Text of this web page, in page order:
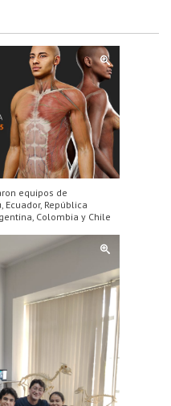
equipos de
Ecuador, República
Colombia y Chile